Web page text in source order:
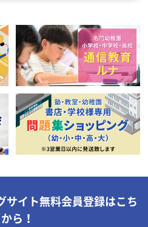
サイト無料会員登録はこち
ら！